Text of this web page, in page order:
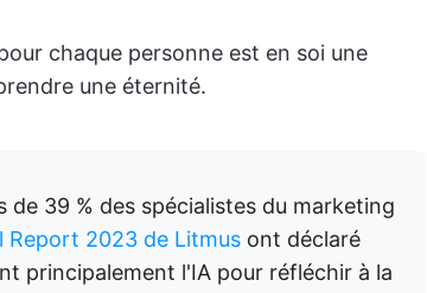
chaque personne est en soi une
une éternité.
39 % des spécialistes du marketing
Report 2023 de Litmus ont déclaré
principalement l'IA pour réfléchir à la